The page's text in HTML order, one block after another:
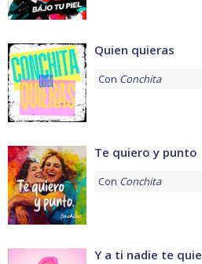
Quien quieras
Con Conchita
Te quiero y punto
Con Conchita
Y a ti nadie te